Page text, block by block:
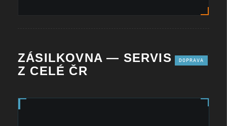
ZÁSILKOVNA — SERVIS
Z CELÉ ČR
DOPRAVA